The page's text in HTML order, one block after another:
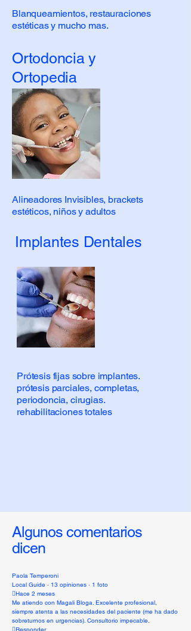
Blanqueamientos, restauraciones
estéticas y mucho mas.
Ortodoncia y
Ortopedia
Alineadores Invisibles, brackets
estéticos, niños y adultos
Implantes Dentales
Prótesis fijas sobre implantes.
prótesis parciales, completas,
periodoncia, cirugias.
rehabilitaciones totales
Algunos comentarios
dicen
Paola Temperoni
Local Guide · 13 opiniones · 1 foto
Hace 2 meses
Me atiendo con Magali Bloga. Excelente profesional,
siempre atenta a las necesidades del paciente (me ha dado
sobreturnos en urgencias). Consultorio impecable.